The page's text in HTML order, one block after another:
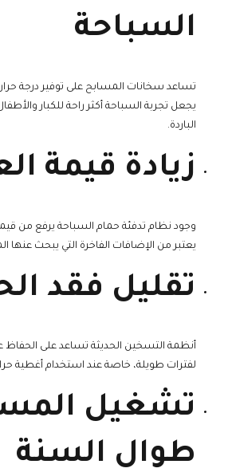
السباحة
تساعد سخانات المسابح على توفير درجة
يجعل تجربة السباحة أكثر راحة للكبار
الباردة.
زيادة قيمة
وجود نظام تدفئة حمام السباحة يرفع من قيمة
يعتبر من الإضافات الفاخرة التي يبحث عنها
تقليل فقد
أنظمة التسخين الحديثة تساعد على الحفاظ
لفترات طويلة، خاصة عند استخدام أغطية
تشغيل
طوال السنة